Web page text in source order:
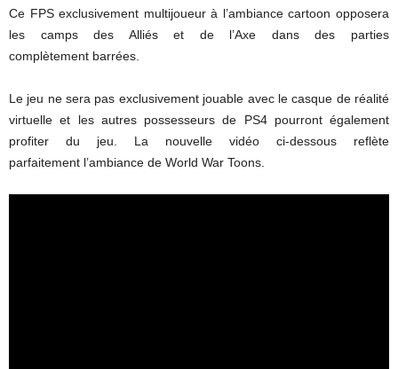
Ce FPS exclusivement multijoueur à l’ambiance cartoon opposera
les camps des Alliés et de l’Axe dans des parties
complètement barrées.
Le jeu ne sera pas exclusivement jouable avec le casque de réalité
virtuelle et les autres possesseurs de PS4 pourront également
profiter du jeu. La nouvelle vidéo ci-dessous reflète
parfaitement l’ambiance de World War Toons.